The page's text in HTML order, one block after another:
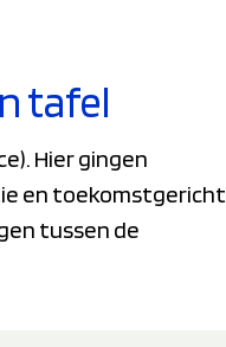
tafel
Hier gingen
en toekomstgericht
tussen de